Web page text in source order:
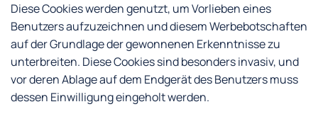
Diese Cookies werden genutzt, um Vorlieben eines
Benutzers aufzuzeichnen und diesem Werbebotschaften
auf der Grundlage der gewonnenen Erkenntnisse zu
unterbreiten. Diese Cookies sind besonders invasiv, und
vor deren Ablage auf dem Endgerät des Benutzers muss
dessen Einwilligung eingeholt werden.